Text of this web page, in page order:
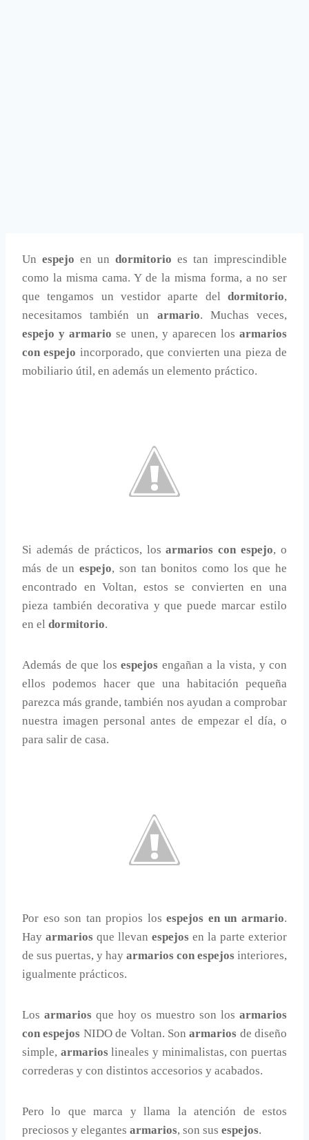
Un espejo en un dormitorio es tan imprescindible
como la misma cama. Y de la misma forma, a no ser
que tengamos un vestidor aparte del dormitorio,
necesitamos también un armario. Muchas veces,
espejo y armario se unen, y aparecen los armarios
con espejo incorporado, que convierten una pieza de
mobiliario útil, en además un elemento práctico.
Si además de prácticos, losarmarios con espejo, o
más de unespejo, son tan bonitos como los que he
encontrado en Voltan, estos se convierten en una
pieza también decorativa y que puede marcar estilo
en el dormitorio.
Además de que los espejos engañan a la vista, y con
ellos podemos hacer que una habitación pequeña
parezca más grande, también nos ayudan a comprobar
nuestra imagen personal antes de empezar el día, o
para salir de casa.
Por eso son tan propios losespejos en un armario.
Hay armarios que llevan espejos en la parte exterior
de sus puertas, y hay armarios con espejos interiores,
igualmente prácticos.
Los armarios que hoy os muestro son los armarios
con espejos NIDO de Voltan. Sonarmarios de diseño
simple, armarioslineales y minimalistas, con puertas
correderas y con distintos accesorios y acabados.
Pero lo que marca y llama la atención de estos
preciosos y elegantes armarios, son sus espejos.